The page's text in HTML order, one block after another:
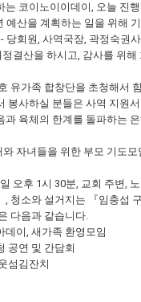
는 코이노이이데이, 오늘 진
예산을 계획하는 일을 위해
회원, 사역국장, 곽정숙권사
산을 하시고, 감사를 위
유가족 합창단을 초청해서
봉사하실 분들은 사역 지원
육체의 한계를 돌파하는
자녀들을 위한 부모 기도
오후 1시 30분, 교회 주변,
청소와 설거지는 『임충섭
다음과 같습니다.
데이, 새가족 환영모임
공연 및 간담회
섬김잔치